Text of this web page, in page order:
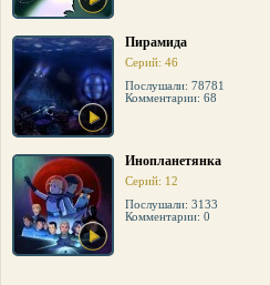
Пирамида
Серий: 46
Послушали: 78781
Комментарии: 68
Инопланетянка
Серий: 12
Послушали: 3133
Комментарии: 0